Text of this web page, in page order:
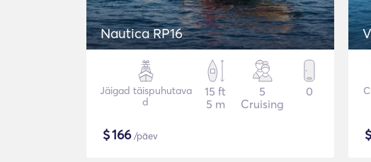
Nautica RP16
Jäigad täispuhutava
d
15 ft
5 m
5
Cruising
0
$166/päev